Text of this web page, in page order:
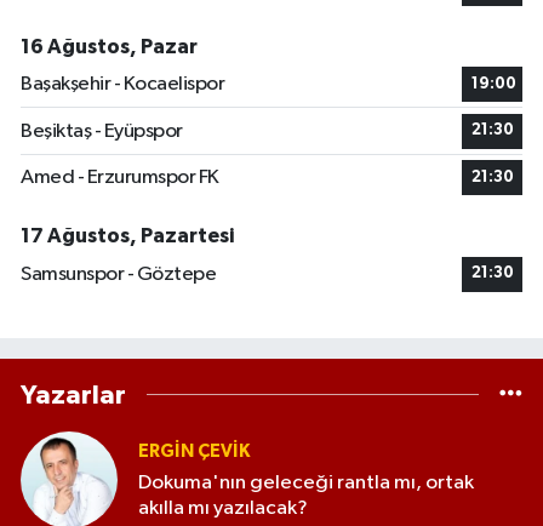
16 Ağustos, Pazar
Başakşehir - Kocaelispor
19:00
Beşiktaş - Eyüpspor 21:30
Amed - Erzurumspor FK 21:30
17 Ağustos, Pazartesi
Samsunspor - Göztepe
21:30
Yazarlar
ERGIN ÇEVİK
Dokuma'nın geleceği rantla mı, ortak
akılla mı yazılacak?